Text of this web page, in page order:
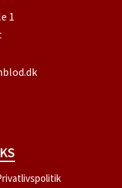
1